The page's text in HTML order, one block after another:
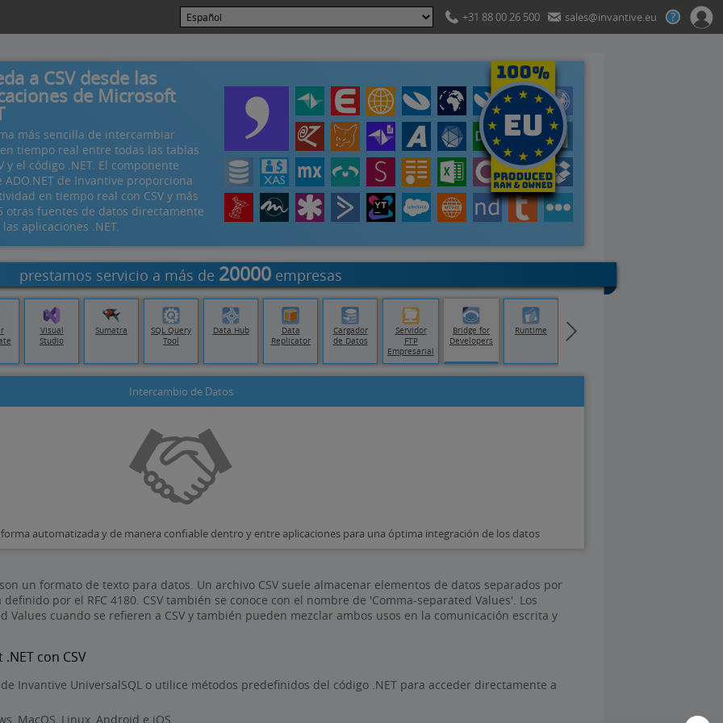
+31 88 00 26 500 sales@invantive.eu
a CSV desde las
de Microsoft
más sencilla de intercambiar
tiempo real entre todas las tablas
y el código .NET. El componente
ADO.NET de Invantive proporciona
en tiempo real con CSV y más
otras fuentes de datos directamente
aplicaciones .NET.
prestamos servicio a más de 20000 empresas
Visual
Studio
Sumatra
SQL Query
Tool
Data Hub
Data
Replicator
Cargador
de Datos
Servidor
FTP
Empresarial
Bridge for
Developers
Runtime
Intercambio de Datos
automatizada y de manera confiable dentro y entre aplicaciones para una óptima integración de los datos
un formato de texto para datos. Un archivo CSV suele almacenar elementos de datos separados por
por el RFC 4180. CSV también se conoce con el nombre de 'Comma-separated Values'. Los
Values cuando se refieren a CSV y también pueden mezclar ambos usos en la comunicación escrita y
con CSV
Invantive UniversalSQL o utilice métodos predefinidos del código .NET para acceder directamente a
MacOS, Linux, Android e iOS.